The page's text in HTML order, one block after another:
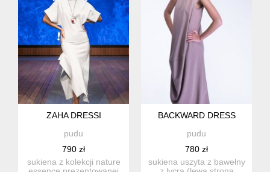
ZAHA DRESSI
pudu
790 zł
sukiena z kolekcji nature
BACKWARD DRESS
pudu
780 zł
sukiena uszyta z bawełny